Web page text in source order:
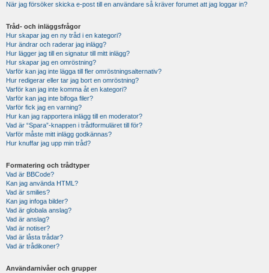
När jag försöker skicka e-post till en användare så kräver forumet att jag loggar in?
Tråd- och inläggsfrågor
Hur skapar jag en ny tråd i en kategori?
Hur ändrar och raderar jag inlägg?
Hur lägger jag till en signatur till mitt inlägg?
Hur skapar jag en omröstning?
Varför kan jag inte lägga till fler omröstningsalternativ?
Hur redigerar eller tar jag bort en omröstning?
Varför kan jag inte komma åt en kategori?
Varför kan jag inte bifoga filer?
Varför fick jag en varning?
Hur kan jag rapportera inlägg till en moderator?
Vad är “Spara”-knappen i trådformuläret till för?
Varför måste mitt inlägg godkännas?
Hur knuffar jag upp min tråd?
Formatering och trådtyper
Vad är BBCode?
Kan jag använda HTML?
Vad är smilies?
Kan jag infoga bilder?
Vad är globala anslag?
Vad är anslag?
Vad är notiser?
Vad är låsta trådar?
Vad är trådikoner?
Användarnivåer och grupper